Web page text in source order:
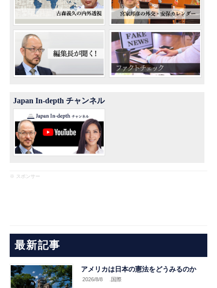
Japan In-depth チャンネル
※ スポンサー
最新記事
アメリカは日本の憲法をどうみるのか
2026/8/8 .国際